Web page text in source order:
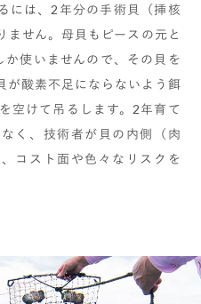
には、2年分の手術貝（挿核
ません。母貝もピースの元と
使いませんので、その貝を
が酸素不足にならないよう餌
空けて吊るします。2年育て
く、技術者が貝の内側（肉
コスト面や色々なリスクを